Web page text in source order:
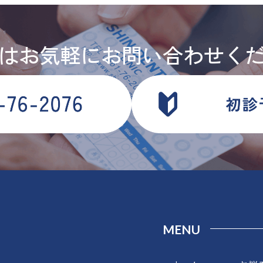
お気軽にお問い合わせく
MENU